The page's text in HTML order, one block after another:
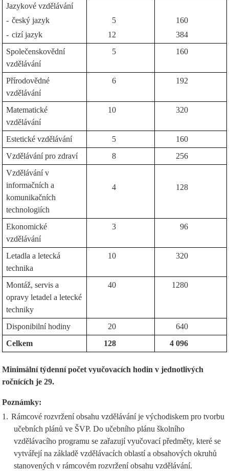
Jazykové vzdělávání
- český jazyk
- cizí jazyk
5
12
160
384
Společenskovědní
vzdělávání
5 160
Přírodovědné
vzdělávání
6 192
Matematické
vzdělávání
10 320
Estetické vzdělávání 5
160
Vzdělávání pro zdraví
8
256
Vzdělávání v
informačních a
komunikačních
technologiích
4 128
Ekonomické
vzdělávání
3 96
Letadla a letecká
technika
10 320
Montáž, servis a
opravy letadel a letecké
techniky
40 1280
Disponibilní hodiny 20
640
Celkem
128 4 096
Minimální týdenní počet vyučovacích hodin v jednotlivých
ročnících je 29.
Poznámky:
1. Rámcové rozvržení obsahu vzdělávání je východiskem pro tvorbu
učebních plánů ve ŠVP. Do učebního plánu školního
vzdělávacího programu se zařazují vyučovací předměty, které se
vytvářejí na základě vzdělávacích oblastí a obsahových okruhů
stanovených v rámcovém rozvržení obsahu vzdělávání.